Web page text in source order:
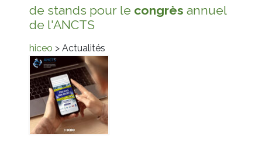
de stands pour le congrès annuel
de l'ANCTS
hiceo > Actualités